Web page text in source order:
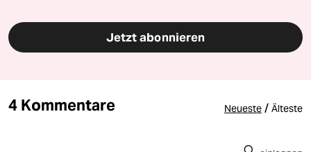
Jetzt abonnieren
4 Kommentare Neueste / Älteste